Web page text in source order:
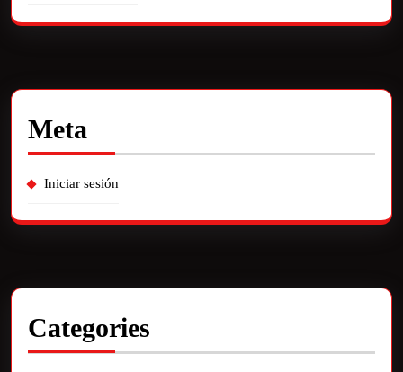
Meta
Iniciar sesión
Categories